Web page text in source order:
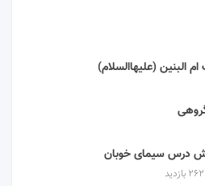
البنین (علیهاالسلام)
درس سیمای خوبان
262 بازدید